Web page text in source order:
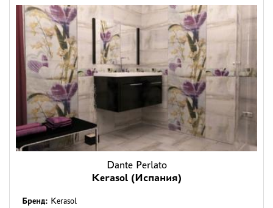
Dante Perlato
Kerasol (Испания)
Бренд: Kerasol